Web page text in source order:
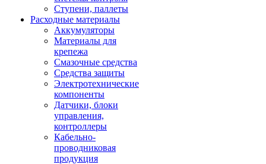
Ступени, паллеты
Расходные материалы
Аккумуляторы
Материалы для
крепежа
Смазочные средства
Средства защиты
Электротехнические
компоненты
Датчики, блоки
управления,
контроллеры
Кабельно-
проводниковая
продукция